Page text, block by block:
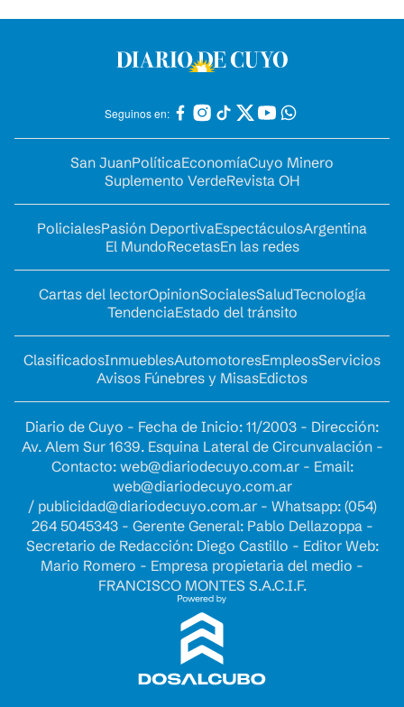
Seguinos en:
San JuanPolíticaEconomíaCuyo Minero
Suplemento VerdeRevista OH
PolicialesPasión DeportivaEspectáculosArgentina
El MundoRecetasEn las redes
Cartas del lectorOpinionSocialesSaludTecnología
TendenciaEstado del tránsito
ClasificadosInmueblesAutomotoresEmpleosServicios
Avisos Fúnebres y MisasEdictos
Diario de Cuyo - Fecha de Inicio: 11/2003 - Dirección:
Av. Alem Sur 1639. Esquina Lateral de Circunvalación -
Contacto: web@diariodecuyo.com.ar- Email:
web@diariodecuyo.com.ar
/ publicidad@diariodecuyo.com.ar- Whatsapp: (054)
264 5045343 - Gerente General: Pablo Dellazoppa -
Secretario de Redacción: Diego Castillo - Editor Web:
Mario Romero - Empresa propietaria del medio -
FRANCISCO MONTES S.A.C.I.F.